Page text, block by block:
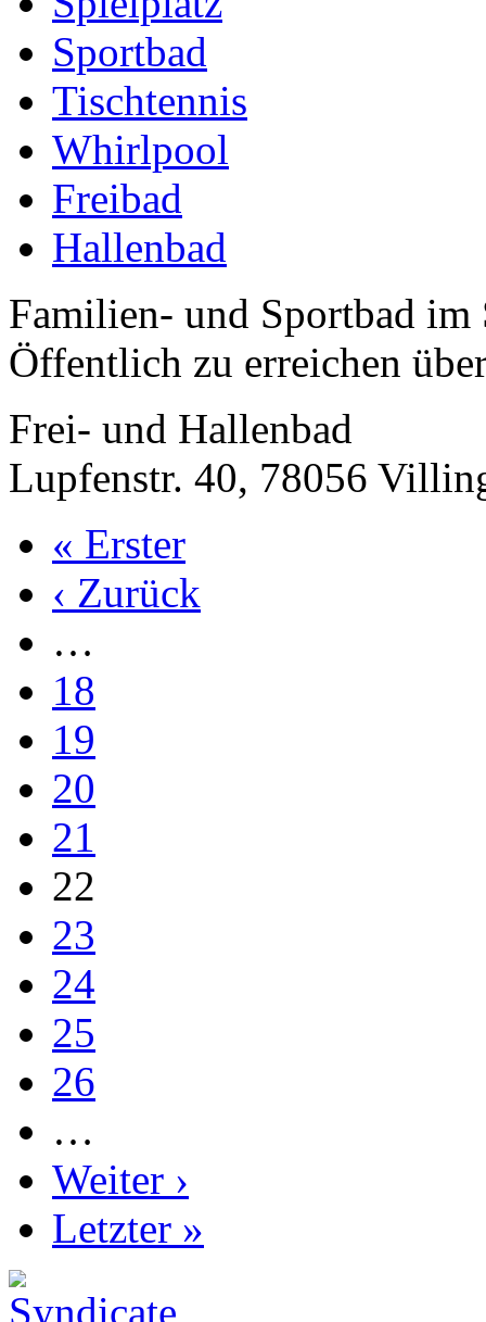
Sportbad
Tischtennis
Whirlpool
Freibad
Hallenbad
Familien- und Sportbad im
Öffentlich zu erreichen
Frei- und Hallenbad
Lupfenstr. 40, 78056
« Erster
‹ Zurück
…
18
19
20
21
22
23
24
25
26
…
Weiter ›
Letzter »